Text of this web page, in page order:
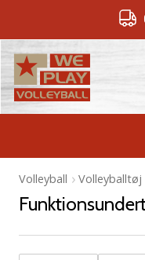
Volleyball Volleyballtøj